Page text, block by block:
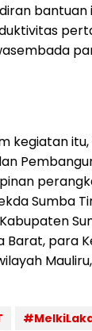
kegiatan itu,
Sumba
Barat, para